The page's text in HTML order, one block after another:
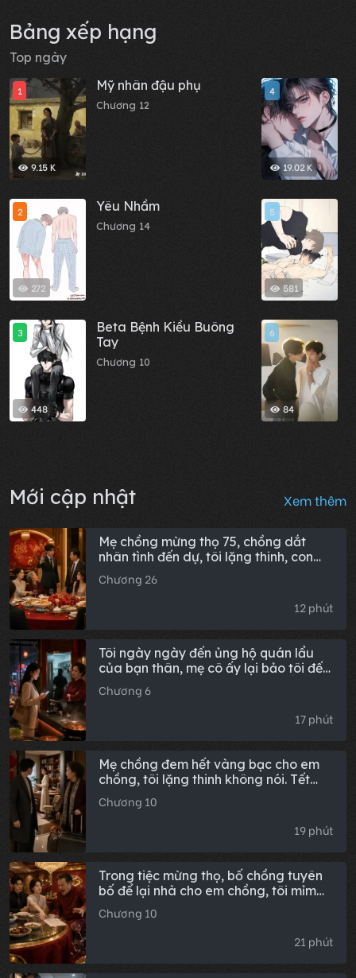
Bảng xếp hạng
Top ngày
9.15 K
1 Mỹ nhân đậu phụ
Chương 12
272
2 Yêu Nhầm
Chương 14
448
3
Beta Bệnh Kiều Buông
Tay
Chương 10
19.02 K
4
581
5
84
6
Mới cập nhật Xem thêm
Mẹ chồng mừng thọ 75, chồng dắt
nhân tình đến dự, tôi lặng thinh, con
trai bèn nâng ly: Thưa các bác, đây là
dì mới của bố con, từ nay gia đình ta
Chương 26
12 phút
Tôi ngày ngày đến ủng hộ quán lẩu
của bạn thân, mẹ cô ấy lại bảo tôi đến
chực ăn, tôi thanh toán sòng phẳng rồi
không bao giờ quay lại. Bốn tháng
sau, cô ấy khóc lóc cầu xin tôi quay
Chương 6
17 phút
Mẹ chồng đem hết vàng bạc cho em
chồng, tôi lặng thinh không nói. Tết
đến bà sang ở nhờ, thấy phòng khách
đã thành thư phòng, chẳng còn chỗ
Chương 10
19 phút
Trong tiệc mừng thọ, bố chồng tuyên
bố để lại nhà cho em chồng, tôi mỉm
cười đưa ra bản sao sổ đỏ, cả nhà nhìn
thấy cái tên trên đó, bố chồng lập tức
Chương 10
21 phút